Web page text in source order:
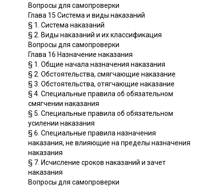
Вопросы для самопроверки
Глава 15 Система и виды наказаний
§ 1. Система наказаний
§ 2. Виды наказаний и их классификация
Вопросы для самопроверки
Глава 16 Назначение наказания
§ 1. Общие начала назначения наказания
§ 2. Обстоятельства, смягчающие наказание
§ 3. Обстоятельства, отягчающие наказание
§ 4. Специальные правила об обязательном
смягчении наказания
§ 5. Специальные правила об обязательном
усилении наказания
§ 6. Специальные правила назначения
наказания, не влияющие на пределы назначения
наказания
§ 7. Исчисление сроков наказаний и зачет
наказания
Вопросы для самопроверки